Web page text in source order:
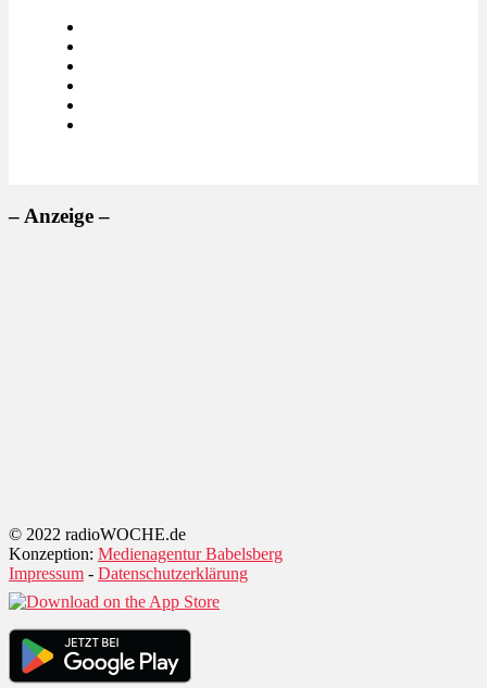
– Anzeige –
© 2022 radioWOCHE.de
Konzeption: Medienagentur Babelsberg
Impressum - Datenschutzerklärung